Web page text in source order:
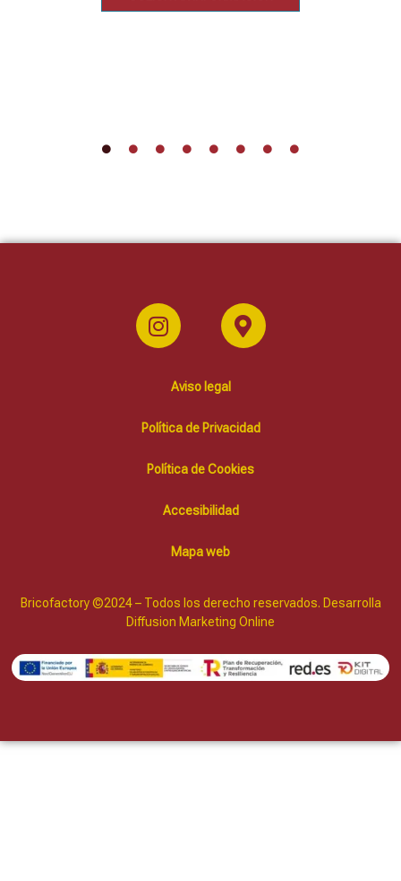
Aviso legal
Política de Privacidad
Política de Cookies
Accesibilidad
Mapa web
Bricofactory ©2024 – Todos los derecho reservados. Desarrolla
Diffusion Marketing Online